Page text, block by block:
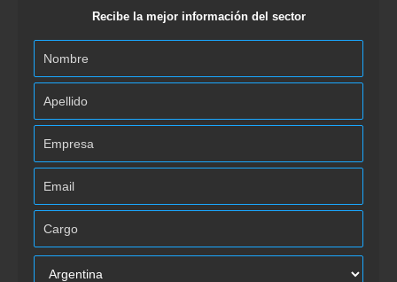
Recibe la mejor información del sector